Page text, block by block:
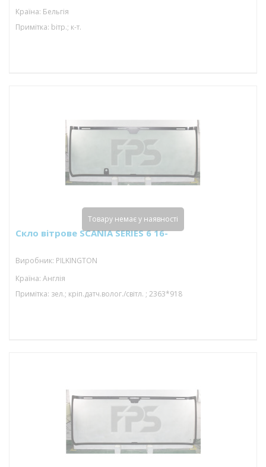
Країна: Бельгія
Примітка: bітр.; к-т.
Скло вітрове SCANIA SERIES 6 16-
Виробник: PILKINGTON
Країна: Англія
Примітка: зел.; кріп.датч.волог./світл. ; 2363*918
Товару немає у наявності